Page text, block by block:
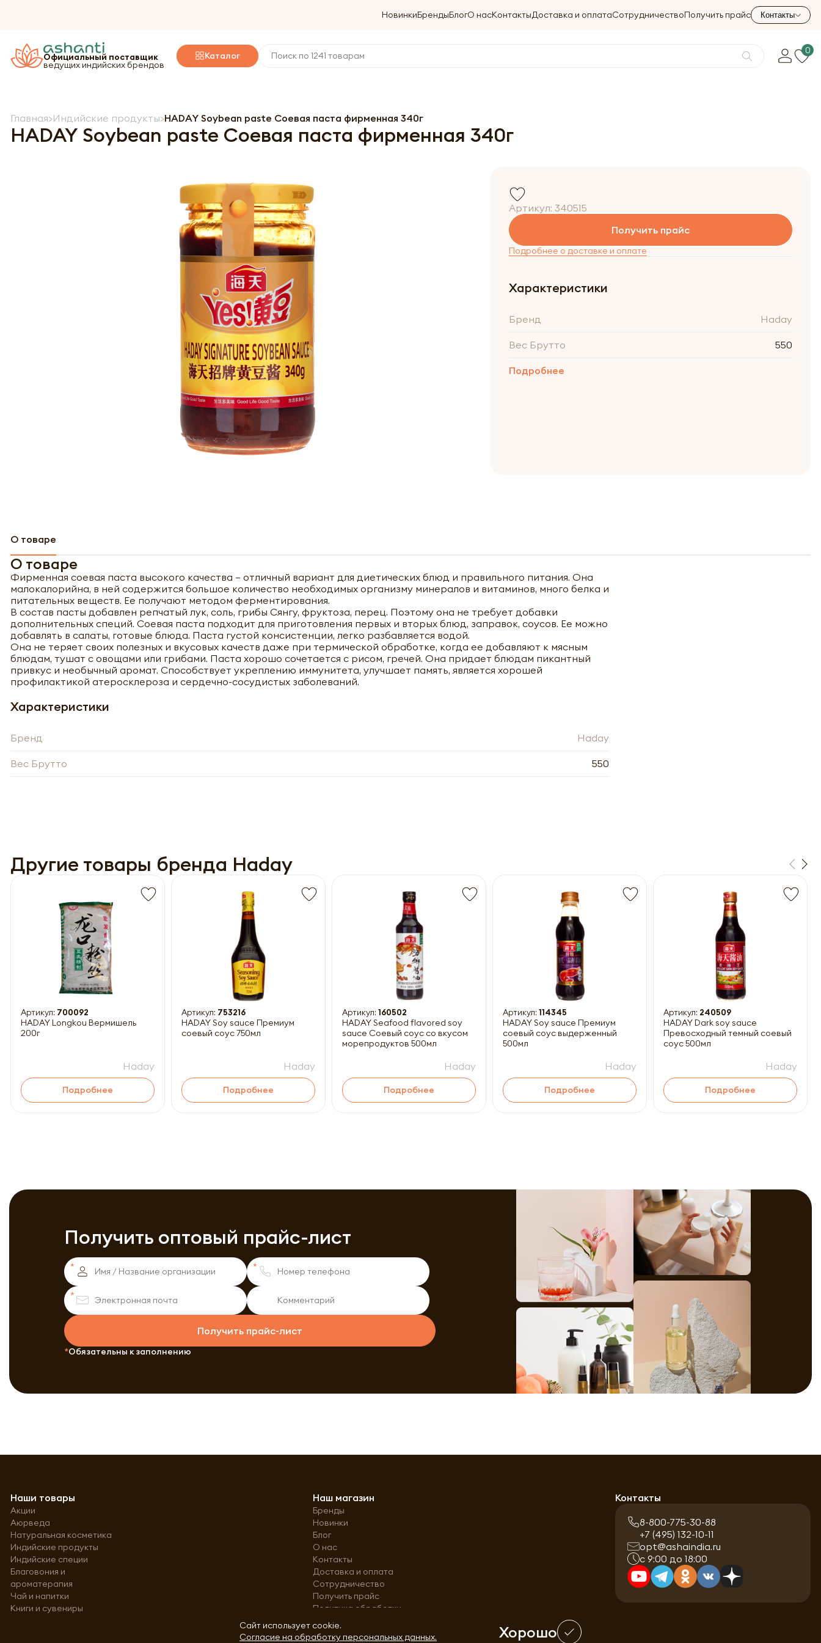
НовинкиБрендыБлогО насКонтактыДоставка и оплатаСотрудничествоПолучить прайс Контакты
Официальный поставщик
ведущих индийских брендов
Каталог 0
Главная Индийские продукты HADAY Soybean paste Соевая паста фирменная 340г
HADAY Soybean paste Соевая паста фирменная 340г
Артикул: 340515
Получить прайс
Подробнее о доставке и оплате
Характеристики
Бренд Haday
Вес Брутто 550
Подробнее
О товаре
О товаре
Фирменная соевая паста высокого качества – отличный вариант для диетических блюд и правильного питания. Она
малокалорийна, в ней содержится большое количество необходимых организму минералов и витаминов, много белка и
питательных веществ. Ее получают методом ферментирования.
В состав пасты добавлен репчатый лук, соль, грибы Сянгу, фруктоза, перец. Поэтому она не требует добавки
дополнительных специй. Соевая паста подходит для приготовления первых и вторых блюд, заправок, соусов. Ее можно
добавлять в салаты, готовые блюда. Паста густой консистенции, легко разбавляется водой.
Она не теряет своих полезных и вкусовых качеств даже при термической обработке, когда ее добавляют к мясным
блюдам, тушат с овощами или грибами. Паста хорошо сочетается с рисом, гречей. Она придает блюдам пикантный
привкус и необычный аромат. Способствует укреплению иммунитета, улучшает память, является хорошей
профилактикой атеросклероза и сердечно-сосудистых заболеваний.
Характеристики
Бренд Haday
Вес Брутто 550
Другие товары бренда Haday
Артикул: 700092
HADAY Longkou Вермишель
200г
Haday
Подробнее
Артикул: 753216
HADAY Soy sauce Премиум
соевый соус 750мл
Haday
Подробнее
Артикул: 160502
HADAY Seafood flavored soy
sauce Соевый соус со вкусом
морепродуктов 500мл
Haday
Подробнее
Артикул: 114345
HADAY Soy sauce Премиум
соевый соус выдерженный
500мл
Haday
Подробнее
Артикул: 240509
HADAY Dark soy sauce
Превосходный темный соевый
соус 500мл
Haday
Подробнее
Получить оптовый прайс-лист
Получить прайс-лист
Обязательны к заполнению
Обязательны к заполнению
Наши товары
Акции
Аюрведа
Натуральная косметика
Индийские продукты
Индийские специи
Благовония и
ароматерапия
Чай и напитки
Книги и сувениры
Наш магазин
Бренды
Новинки
Блог
О нас
Контакты
Доставка и оплата
Сотрудничество
Получить прайс
Политика обработки
персональных данных
Контакты
8-800-775-30-88
+7 (495) 132-10-11
opt@ashaindia.ru
с 9:00 до 18:00
Сайт использует cookie.
Согласие на обработку персональных данных.
Хорошо